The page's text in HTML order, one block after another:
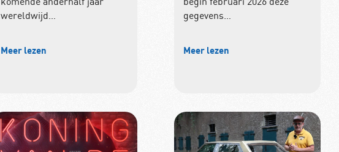
wereldwijd…
Meer lezen
gegevens…
Meer lezen